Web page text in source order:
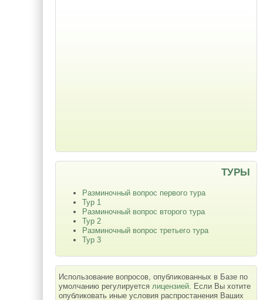
ТУРЫ
Разминочный вопрос первого тура
Тур 1
Разминочный вопрос второго тура
Тур 2
Разминочный вопрос третьего тура
Тур 3
Использование вопросов, опубликованных в Базе по
умолчанию регулируется лицензией. Если Вы хотите
опубликовать иные условия распростанения Ваших